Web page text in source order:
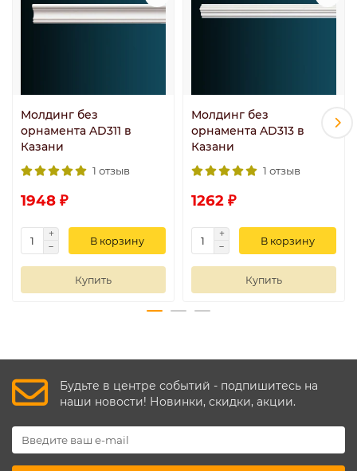
Молдинг без
орнамента AD311 в
Казани
1 отзыв
1948 ₽
В корзину
Купить
Молдинг без
орнамента AD313 в
Казани
1 отзыв
1262 ₽
В корзину
Купить
Будьте в центре событий - подпишитесь на
наши новости! Новинки, скидки, акции.